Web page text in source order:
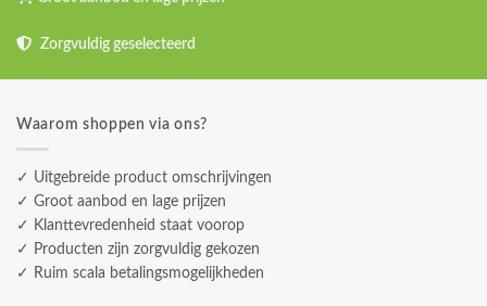
Zorgvuldig geselecteerd
Waarom shoppen via ons?
✓ Uitgebreide product omschrijvingen
✓ Groot aanbod en lage prijzen
✓ Klanttevredenheid staat voorop
✓ Producten zijn zorgvuldig gekozen
✓ Ruim scala betalingsmogelijkheden